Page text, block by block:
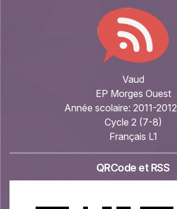
Vaud
EP Morges Ouest
Année scolaire: 2011-2012
Cycle 2 (7-8)
Français L1
QRCode et RSS